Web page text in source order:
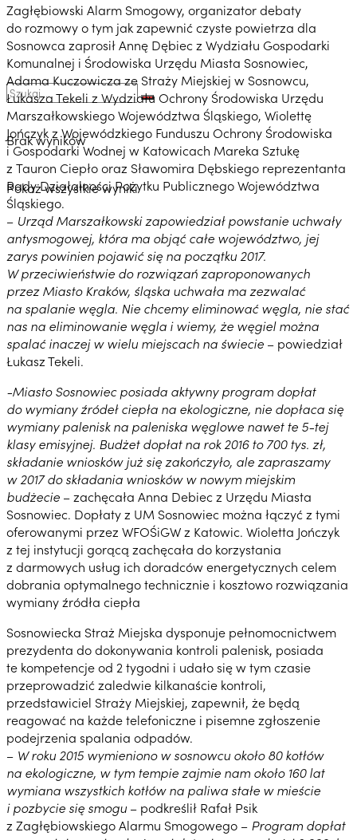
Brak wyników
Pokaż wszystkie wyniki
Zagłębiowski Alarm Smogowy, organizator debaty
do rozmowy o tym jak zapewnić czyste powietrza dla
Sosnowca zaprosił Annę Dębiec z Wydziału Gospodarki
Komunalnej i Środowiska Urzędu Miasta Sosnowiec,
Adama Kuczowicza ze Straży Miejskiej w Sosnowcu,
Łukasza Tekeli z Wydziału Ochrony Środowiska Urzędu
Marszałkowskiego Województwa Śląskiego, Wiolettę
Jończyk z Wojewódzkiego Funduszu Ochrony Środowiska
i Gospodarki Wodnej w Katowicach Mareka Sztukę
z Tauron Ciepło oraz Sławomira Dębskiego reprezentanta
Rady Działalności Pożytku Publicznego Województwa
Śląskiego.
– Urząd Marszałkowski zapowiedział powstanie uchwały
antysmogowej, która ma objąć całe województwo, jej
zarys powinien pojawić się na początku 2017.
W przeciwieństwie do rozwiązań zaproponowanych
przez Miasto Kraków, śląska uchwała ma zezwalać
na spalanie węgla. Nie chcemy eliminować węgla, nie stać
nas na eliminowanie węgla i wiemy, że węgiel można
spalać inaczej w wielu miejscach na świecie – powiedział
Łukasz Tekeli.
-Miasto Sosnowiec posiada aktywny program dopłat
do wymiany źródeł ciepła na ekologiczne, nie dopłaca się
wymiany palenisk na paleniska węglowe nawet te 5-tej
klasy emisyjnej. Budżet dopłat na rok 2016 to 700 tys. zł,
składanie wniosków już się zakończyło, ale zapraszamy
w 2017 do składania wniosków w nowym miejskim
budżecie – zachęcała Anna Debiec z Urzędu Miasta
Sosnowiec. Dopłaty z UM Sosnowiec można łączyć z tymi
oferowanymi przez WFOŚiGW z Katowic. Wioletta Jończyk
z tej instytucji gorącą zachęcała do korzystania
z darmowych usług ich doradców energetycznych celem
dobrania optymalnego technicznie i kosztowo rozwiązania
wymiany źródła ciepła
Sosnowiecka Straż Miejska dysponuje pełnomocnictwem
prezydenta do dokonywania kontroli palenisk, posiada
te kompetencje od 2 tygodni i udało się w tym czasie
przeprowadzić zaledwie kilkanaście kontroli,
przedstawiciel Straży Miejskiej, zapewnił, że będą
reagować na każde telefoniczne i pisemne zgłoszenie
podejrzenia spalania odpadów.
– W roku 2015 wymieniono w sosnowcu około 80 kotłów
na ekologiczne, w tym tempie zajmie nam około 160 lat
wymiana wszystkich kotłów na paliwa stałe w mieście
i pozbycie się smogu – podkreślił Rafał Psik
z Zagłębiowskiego Alarmu Smogowego – Program dopłat